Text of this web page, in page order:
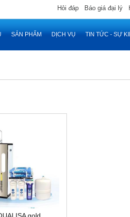
Báo giá đại lý
Hỏi đáp
SẢN PHẨM DỊCH VỤ TIN TỨC - SỰ
gold